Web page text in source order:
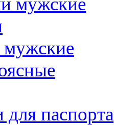
паспорта